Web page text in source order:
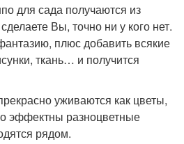
для сада получаются из
Вы, точно ни у кого нет.
плюс добавить всякие
ткань… и получится
уживаются как цветы,
эффектны разноцветные
рядом.